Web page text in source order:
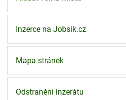
Inzerce na Jobsik.cz
Mapa stránek
Odstranění inzerátu